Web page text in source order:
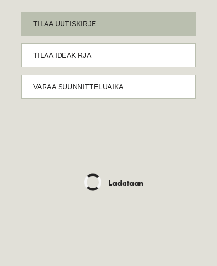
TILAA UUTISKIRJE
TILAA IDEAKIRJA
VARAA SUUNNITTELUAIKA
Ladataan